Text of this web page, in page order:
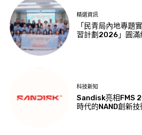
精選資訊
「民青局內地專題
習計劃2026」圓滿
科技新知
Sandisk亮相FMS
時代的NAND創新技